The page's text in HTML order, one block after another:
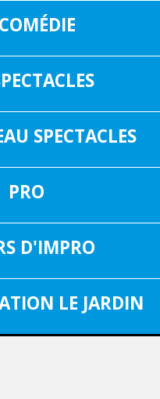
16, RUE
SPECTACLES
PRO
D'IMPRO
LE JARDIN
2025